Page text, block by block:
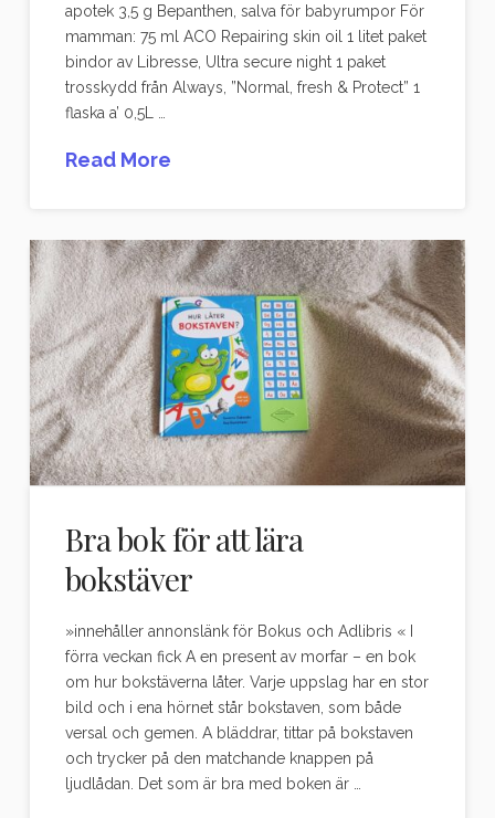
apotek 3,5 g Bepanthen, salva för babyrumpor För
mamman: 75 ml ACO Repairing skin oil 1 litet paket
bindor av Libresse, Ultra secure night 1 paket
trosskydd från Always, ”Normal, fresh & Protect” 1
flaska a’ 0,5L …
Read More
Bra bok för att lära
bokstäver
»innehåller annonslänk för Bokus och Adlibris « I
förra veckan fick A en present av morfar – en bok
om hur bokstäverna låter. Varje uppslag har en stor
bild och i ena hörnet står bokstaven, som både
versal och gemen. A bläddrar, tittar på bokstaven
och trycker på den matchande knappen på
ljudlådan. Det som är bra med boken är …